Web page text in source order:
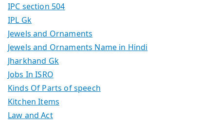
IPC section 504
IPL Gk
Jewels and Ornaments
Jewels and Ornaments Name in Hindi
Jharkhand Gk
Jobs In ISRO
Kinds Of Parts of speech
Kitchen Items
Law and Act